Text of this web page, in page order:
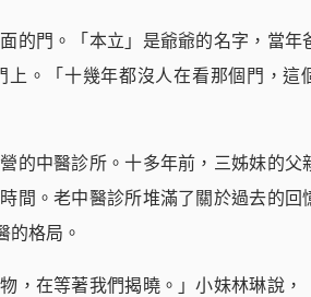
的門。「本立」是爺爺的名字，當年
。「十幾年都沒人在看那個門，這
的中醫診所。十多年前，三姊妹的父
間。老中醫診所堆滿了關於過去的回
的格局。
，在等著我們揭曉。」小妹林琳說，